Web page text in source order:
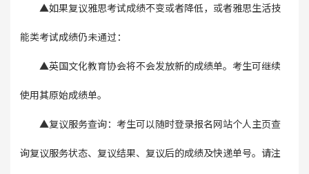
▲如果复议雅思考试成绩不变或者降低，或者雅思生活技
能类考试成绩仍未通过：
▲英国文化教育协会将不会发放新的成绩单。考生可继续
使用其原始成绩单。
▲复议服务查询： 考生可以随时登录报名网站个人主页查
询复议服务状态、复议结果、复议后的成绩及快递单号。请注